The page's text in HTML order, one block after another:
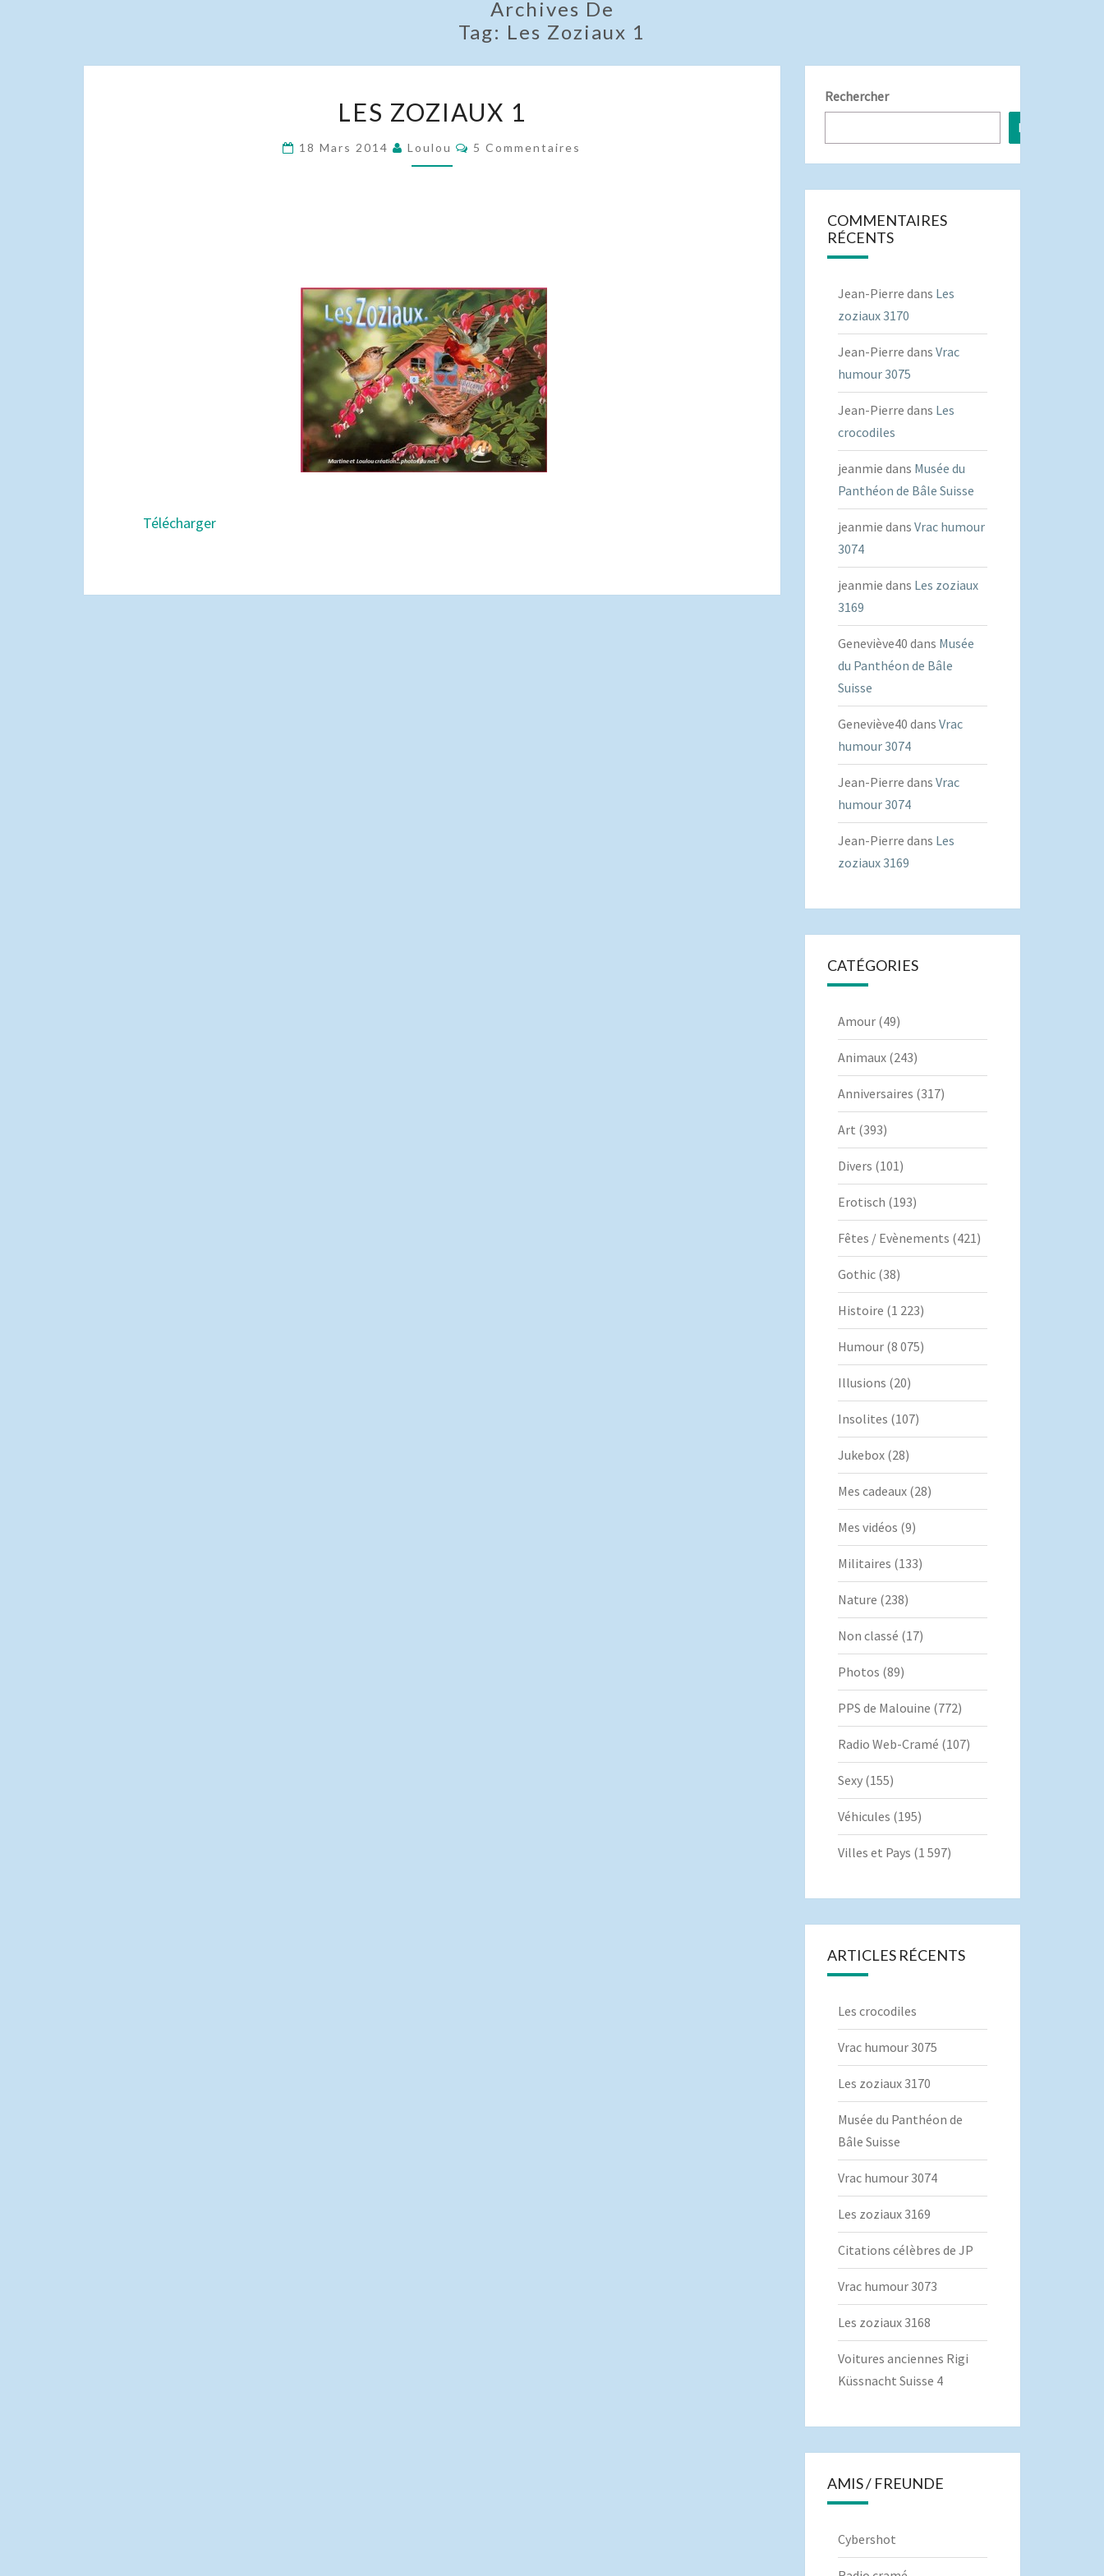
Archives De
Tag: Les Zoziaux 1
ZOZIAUX
1
LES ZOZIAUX 1
18 Mars 2014 Loulou Commentaires
5 Commentaires
Télécharger
Rechercher
Rechercher
COMMENTAIRES
RÉCENTS
Jean-Pierre dans Les
zoziaux 3170
Jean-Pierre dans Vrac
humour 3075
Jean-Pierre dans Les
crocodiles
jeanmie dans Musée du
Panthéon de Bâle Suisse
jeanmie dans Vrac humour
3074
jeanmie dans Les zoziaux
3169
Geneviève40 dans Musée
du Panthéon de Bâle
Suisse
Geneviève40 dans Vrac
humour 3074
Jean-Pierre dans Vrac
humour 3074
Jean-Pierre dans Les
zoziaux 3169
CATÉGORIES
Amour(49)
Animaux(243)
Anniversaires (317)
Art (393)
Divers (101)
Erotisch (193)
Fêtes / Evènements (421)
Gothic(38)
Histoire (1 223)
Humour(8 075)
Illusions (20)
Insolites (107)
Jukebox(28)
Mes cadeaux(28)
Mes vidéos (9)
Militaires (133)
Nature (238)
Non classé (17)
Photos (89)
PPS de Malouine (772)
Radio Web-Cramé (107)
Sexy(155)
Véhicules (195)
Villes et Pays (1 597)
ARTICLES RÉCENTS
Les crocodiles
Vrac humour 3075
Les zoziaux 3170
Musée du Panthéon de
Bâle Suisse
Vrac humour 3074
Les zoziaux 3169
Citations célèbres de JP
Vrac humour 3073
Les zoziaux 3168
Voitures anciennes Rigi
Küssnacht Suisse 4
AMIS / FREUNDE
Cybershot